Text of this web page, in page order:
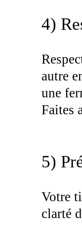
4)
autre
une
Faites
5)
Votre
clarté